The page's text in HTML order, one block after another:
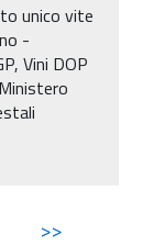
unico vite
-
Vini DOP
>>